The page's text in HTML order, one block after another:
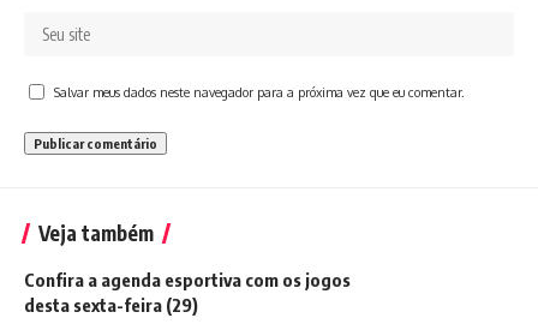
Salvar meus dados neste navegador para a próxima vez que eu comentar.
Veja também
Confira a agenda esportiva com os jogos
desta sexta-feira (29)